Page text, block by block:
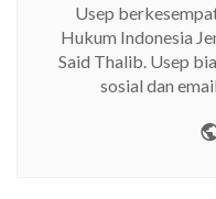
Usep
Hukum Indonesia
Said Thalib. Usep
sosial dan